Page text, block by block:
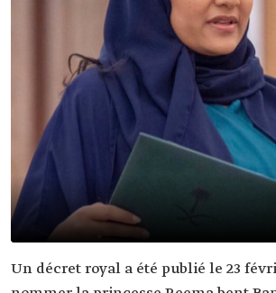
Un décret royal a été publié le 23